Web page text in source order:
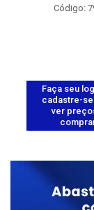
Código:
Faça seu
cadastre-
ver